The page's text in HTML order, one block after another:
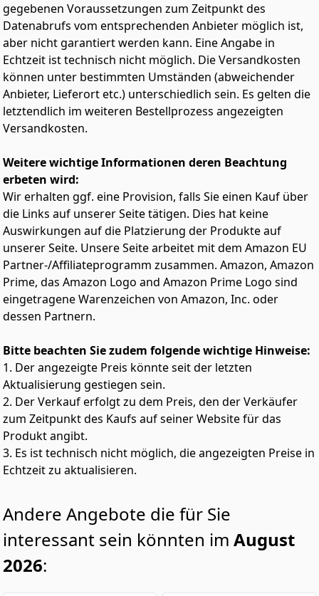
gegebenen Voraussetzungen zum Zeitpunkt des
Datenabrufs vom entsprechenden Anbieter möglich ist,
aber nicht garantiert werden kann. Eine Angabe in
Echtzeit ist technisch nicht möglich. Die Versandkosten
können unter bestimmten Umständen (abweichender
Anbieter, Lieferort etc.) unterschiedlich sein. Es gelten die
letztendlich im weiteren Bestellprozess angezeigten
Versandkosten.
Weitere wichtige Informationen deren Beachtung
erbeten wird:
Wir erhalten ggf. eine Provision, falls Sie einen Kauf über
die Links auf unserer Seite tätigen. Dies hat keine
Auswirkungen auf die Platzierung der Produkte auf
unserer Seite. Unsere Seite arbeitet mit dem Amazon EU
Partner-/Affiliateprogramm zusammen. Amazon, Amazon
Prime, das Amazon Logo and Amazon Prime Logo sind
eingetragene Warenzeichen von Amazon, Inc. oder
dessen Partnern.
Bitte beachten Sie zudem folgende wichtige Hinweise:
1. Der angezeigte Preis könnte seit der letzten
Aktualisierung gestiegen sein.
2. Der Verkauf erfolgt zu dem Preis, den der Verkäufer
zum Zeitpunkt des Kaufs auf seiner Website für das
Produkt angibt.
3. Es ist technisch nicht möglich, die angezeigten Preise in
Echtzeit zu aktualisieren.
Andere Angebote die für Sie
interessant sein könnten im August
2026: